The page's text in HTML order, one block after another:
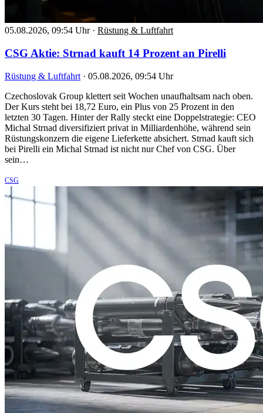
05.08.2026, 09:54 Uhr · Rüstung & Luftfahrt
CSG Aktie: Strnad kauft 14 Prozent an Pirelli
Rüstung & Luftfahrt · 05.08.2026, 09:54 Uhr
Czechoslovak Group klettert seit Wochen unaufhaltsam nach oben.
Der Kurs steht bei 18,72 Euro, ein Plus von 25 Prozent in den
letzten 30 Tagen. Hinter der Rally steckt eine Doppelstrategie: CEO
Michal Strnad diversifiziert privat in Milliardenhöhe, während sein
Rüstungskonzern die eigene Lieferkette absichert. Strnad kauft sich
bei Pirelli ein Michal Strnad ist nicht nur Chef von CSG. Über
sein…
CSG